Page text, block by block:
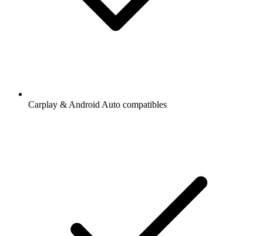
Carplay & Android Auto compatibles